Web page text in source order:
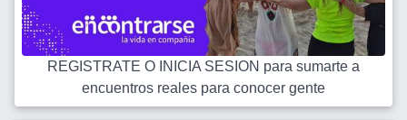
REGISTRATE O INICIA SESION para sumarte a
encuentros reales para conocer gente